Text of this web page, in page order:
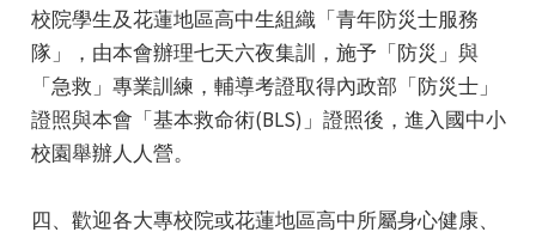
校院學生及花蓮地區高中生組織「青年防災士服務
隊」，由本會辦理七天六夜集訓，施予「防災」與
「急救」專業訓練，輔導考證取得內政部「防災士」
證照與本會「基本救命術(BLS)」證照後，進入國中小
校園舉辦人人營。
四、歡迎各大專校院或花蓮地區高中所屬身心健康、